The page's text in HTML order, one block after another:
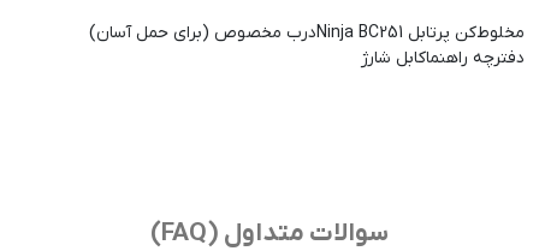
مخلوط‌کن پرتابل Ninja BC251
درب مخصوص (برای حمل آسان)
دفترچه راهنماکابل شارژ
سوالات متداول (FAQ)